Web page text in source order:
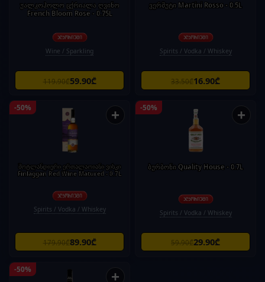
უალკოჰოლო ცქრიალა ღვინო
French Bloom Rose - 0.75L
Wine / Sparkling
119.90₾59.90₾
ვერმუტი Martini Rosso - 0.5L
Spirits / Vodka / Whiskey
33.50₾16.90₾
-50% +
შოტლანდიური ერთალაოიანი ვისკი
Finlaggan Red Wine Matured - 0.7L
Spirits / Vodka / Whiskey
179.90₾89.90₾
-50% +
ბურბონი Quality House - 0.7L
Spirits / Vodka / Whiskey
59.90₾29.90₾
-50% +